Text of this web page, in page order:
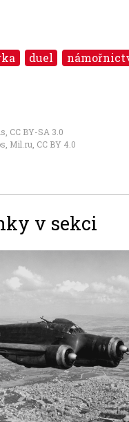
duel
CC BY-SA 3.0
Mil.ru CC BY 4.0
v sekci